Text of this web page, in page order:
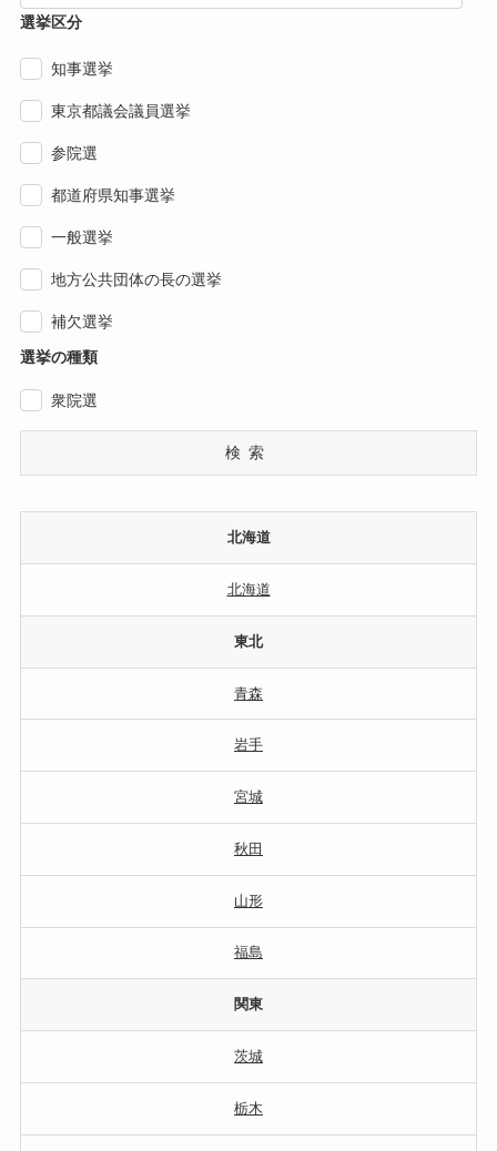
選挙区分
知事選挙
東京都議会議員選挙
参院選
都道府県知事選挙
一般選挙
地方公共団体の長の選挙
補欠選挙
選挙の種類
衆院選
検索
北海道
北海道
東北
青森
岩手
宮城
秋田
山形
福島
関東
茨城
栃木